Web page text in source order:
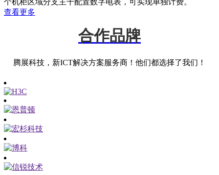
查看更多
合作品牌
腾展科技，新ICT解决方案服务商！他们都选择了我们！